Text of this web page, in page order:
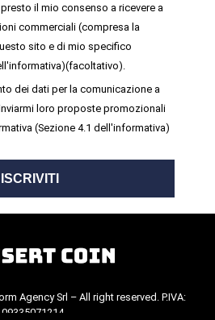
il mio consenso a ricevere a
commerciali (compresa la
sito e di mio specifico
dei dati per la comunicazione a
loro proposte promozionali
(Sezione 4.1 dell'informativa)
ISCRIVITI
Agency Srl – All right reserved. P.IVA:
09335071214.